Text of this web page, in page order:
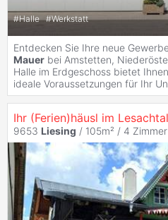
#Halle #Werkstatt
Entdecken Sie Ihre neue
Mauer bei Amstetten,
Halle im Erdgeschoss bietet
ideale Voraussetzungen für Ihr
Ihr (Ferien)häusl im Lesachtal
9653 Liesing / 105m² / 4 Zimmer